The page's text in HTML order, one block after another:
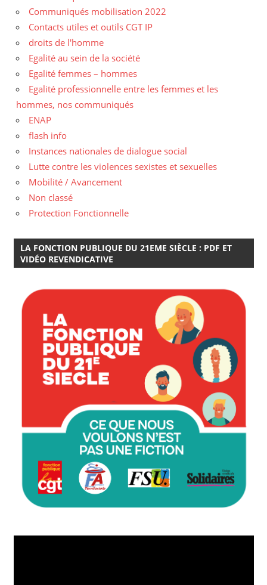
Communiqués mobilisation 2022
Contacts utiles et outils CGT IP
droits de l'homme
Egalité au sein de la société
Egalité femmes – hommes
Egalité professionnelle entre les femmes et les
hommes, nos communiqués
ENAP
flash info
Instances nationales de dialogue social
Lutte contre les violences sexistes et sexuelles
Mobilité / Avancement
Non classé
Protection Fonctionnelle
LA FONCTION PUBLIQUE DU 21EME SIÈCLE : PDF ET
VIDÉO REVENDICATIVE